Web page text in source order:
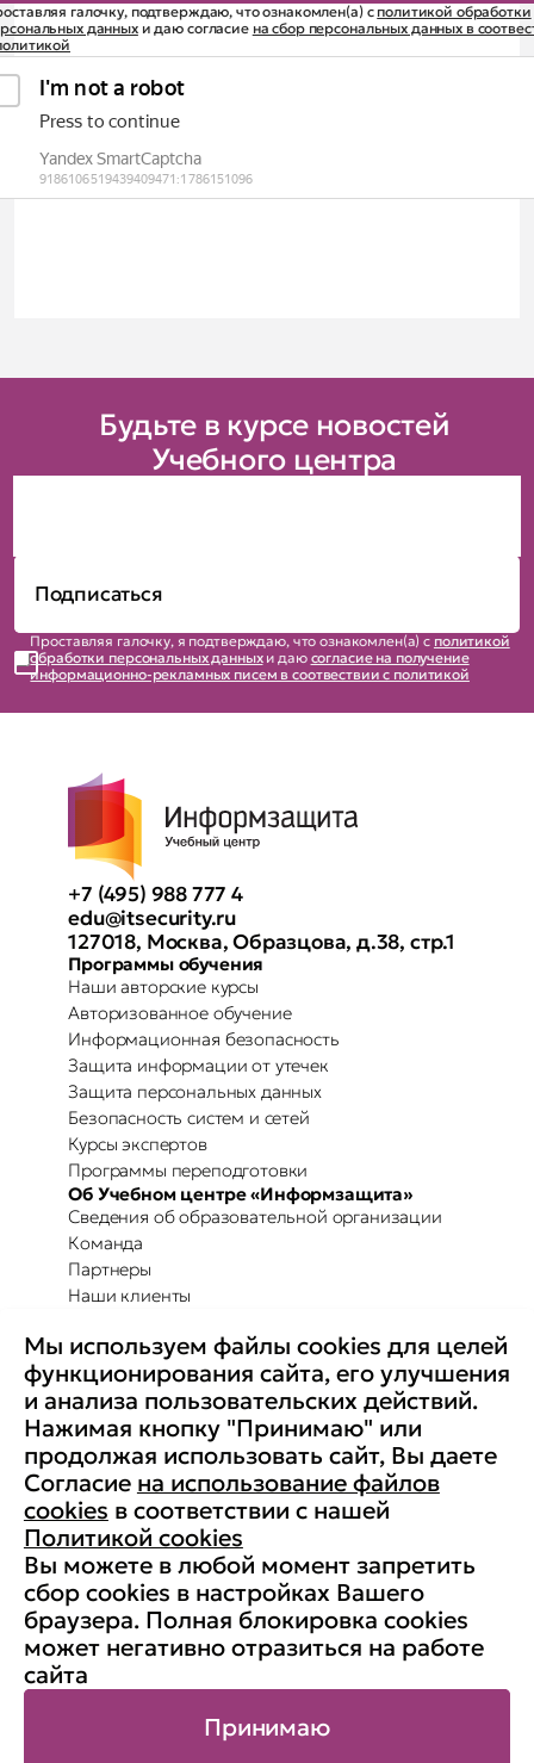
галочку, подтверждаю, что ознакомлен(а) с политикой обработки
данныхи даю согласие на сбор персональных данных в
Будьте в курсе новостей
Учебного центра
Проставляя галочку, я подтверждаю, что ознакомлен(а) с политикой
обработки персональных данныхи даю согласие на получение
информационно-рекламных писем в соотвествии с политикой
+7 (495) 988 777 4
edu@itsecurity.ru
127018, Москва, Образцова, д.38, стр.1
Программы обучения
Наши авторские курсы
Авторизованное обучение
Информационная безопасность
Защита информации от утечек
Защита персональных данных
Безопасность систем и сетей
Курсы экспертов
Программы переподготовки
Об Учебном центре «Информзащита»
Сведения об образовательной организации
Команда
Партнеры
Наши клиенты
Повышение осведомленности
Партнерство с Secure-T
Преимущества для бизнеса
Комплексные программы
Контакты
Медиа
Вакансии
Реквизиты
Старая версия сайта
© АНО ДПО «Учебный центр
«Информзащита», 1998-2026. ИНН:
7704190833, ОГРН: 1037700132788
Публичная оферта
Мы используем файлы cookies для целей
функционирования сайта, его улучшения
и анализа пользовательских действий.
Нажимая кнопку "Принимаю" или
продолжая использовать сайт, Вы даете
Согласие на использование файлов
cookies в соответствии с нашей
Политикой cookies
Вы можете в любой момент запретить
сбор cookies в настройках Вашего
браузера. Полная блокировка cookies
может негативно отразиться на работе
сайта
Принимаю